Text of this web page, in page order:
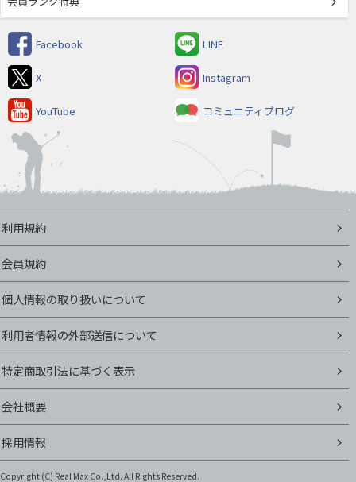
Facebook LINE
X Instagram
YouTube コミュニティブログ
利用規約
会員規約
個人情報の取り扱いについて
利用者情報の外部送信について
特定商取引法に基づく表示
会社概要
採用情報
Copyright (C) Real Max Co.,Ltd. All Rights Reserved.